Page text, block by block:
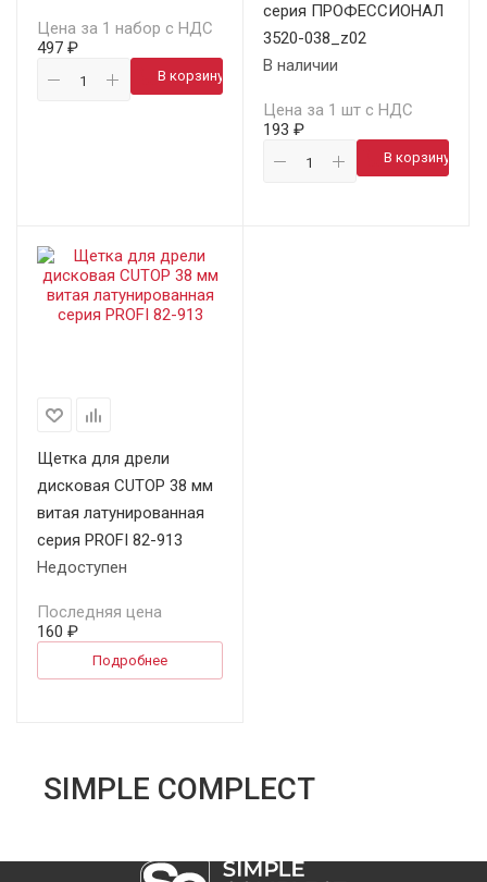
Цена за 1 набор с НДС
497 ₽
В корзину
серия ПРОФЕССИОНАЛ
3520-038_z02
В наличии
Цена за 1 шт с НДС
193 ₽
В корзину
Щетка для дрели
дисковая CUTOP 38 мм
витая латунированная
серия PROFI 82-913
Недоступен
Последняя цена
160 ₽
Подробнее
SIMPLE COMPLECT